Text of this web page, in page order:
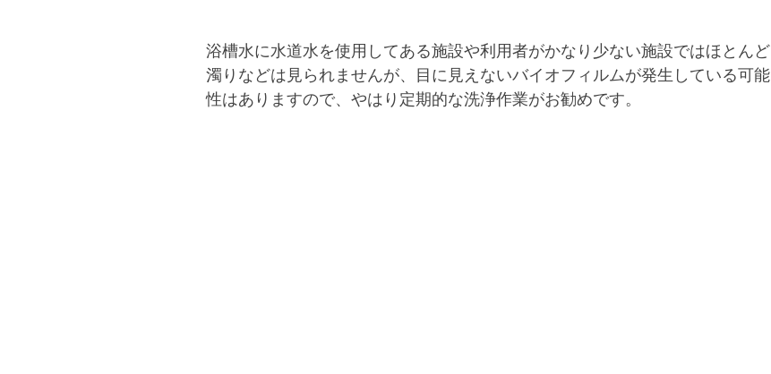
浴槽水に水道水を使用してある施設や利用者がかなり少ない施設ではほとんど
濁りなどは見られませんが、目に見えないバイオフィルムが発生している可能
性はありますので、やはり定期的な洗浄作業がお勧めです。